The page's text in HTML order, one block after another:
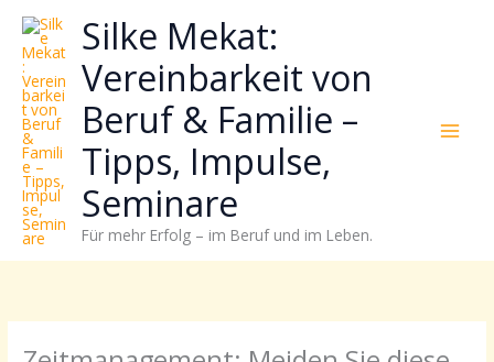
Zum
Inhalt
springen
Silke Mekat:
Vereinbarkeit von
Beruf & Familie –
Tipps, Impulse,
Seminare
Für mehr Erfolg – im Beruf und im Leben.
wie
sich
Stress
reduzieren
Energie
gezielter
einsetzen
lässt?
Einfach